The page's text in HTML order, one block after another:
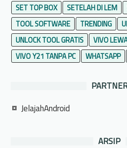
SET TOP BOX
SETELAH DI LEM
TOOL SOFTWARE
TRENDING
UNLOCK TOOL GRATIS
VIVO
VIVO Y21 TANPA PC
WHATSAPP
JelajahAndroid
ARSIP